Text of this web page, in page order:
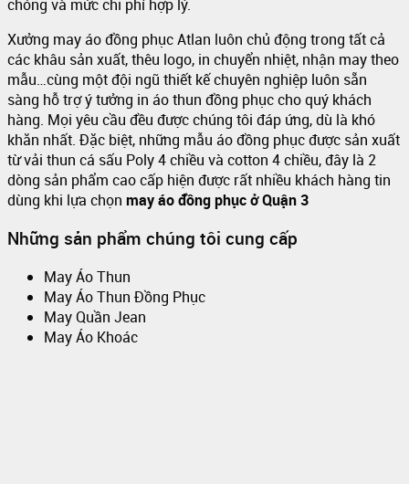
chóng và mức chi phí hợp lý.
Xưởng may áo đồng phục Atlan luôn chủ động trong tất cả
các khâu sản xuất, thêu logo, in chuyển nhiệt, nhận may theo
mẫu…cùng một đội ngũ thiết kế chuyên nghiệp luôn sẵn
sàng hỗ trợ ý tưởng in áo thun đồng phục cho quý khách
hàng. Mọi yêu cầu đều được chúng tôi đáp ứng, dù là khó
khăn nhất. Đặc biệt, những mẫu áo đồng phục được sản xuất
từ vải thun cá sấu Poly 4 chiều và cotton 4 chiều, đây là 2
dòng sản phẩm cao cấp hiện được rất nhiều khách hàng tin
dùng khi lựa chọn may áo đồng phục ở Quận 3
Những sản phẩm chúng tôi cung cấp
May Áo Thun
May Áo Thun Đồng Phục
May Quần Jean
May Áo Khoác